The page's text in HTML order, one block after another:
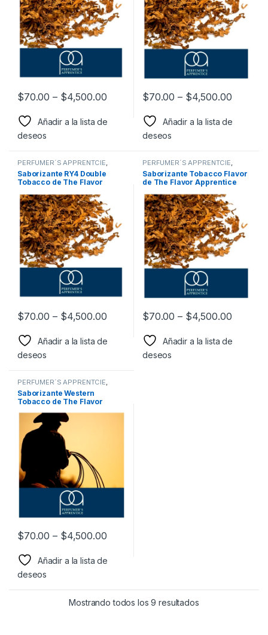
$70.00 – $4,500.00
Añadir a la lista de
deseos
$70.00 – $4,500.00
Añadir a la lista de
deseos
PERFUMER´S APPRENTCIE,
Sabor a Tabaco,Sabores
Tabaco,Saborizantes
Saborizante RY4 Double
Tobacco de The Flavor
$70.00 – $4,500.00
Añadir a la lista de
deseos
PERFUMER´S APPRENTCIE,
Sabor a Tabaco Sabores
Tabaco,Saborizantes
Saborizante Tobacco Flavor
de The Flavor Apprentice
$70.00 – $4,500.00
Añadir a la lista de
deseos
PERFUMER´S APPRENTCIE,
Sabor a Tabaco, Sabores
Tabaco,Saborizantes
Saborizante Western
Tobacco de The Flavor
$70.00 – $4,500.00
Añadir a la lista de
deseos
Mostrando todos los 9 resultados